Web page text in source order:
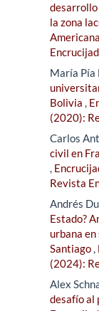
desarrollo
la zona
María Pía
Bolivia ,
(2020):
Carlos
civil en
,
Revista
Andrés
Estado?
urbana
Santiago,
(2024):
Alex
desafío al